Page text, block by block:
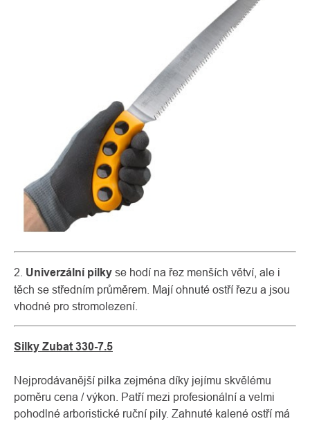
2. Univerzální pilky se hodí na řez menších větví, ale i
těch se středním průměrem. Mají ohnuté ostří řezu a jsou
vhodné pro stromolezení.
Silky Zubat 330-7.5
Nejprodávanější pilka zejména díky jejímu skvělému
poměru cena / výkon. Patří mezi profesionální a velmi
pohodlné arboristické ruční pily. Zahnuté kalené ostří má